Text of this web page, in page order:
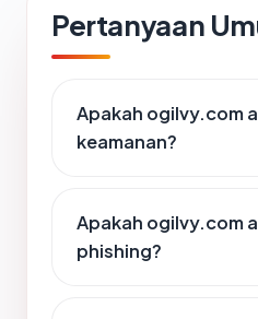
Pertanyaan
Apakah ogilvy.com
keamanan?
Apakah ogilvy.com
phishing?